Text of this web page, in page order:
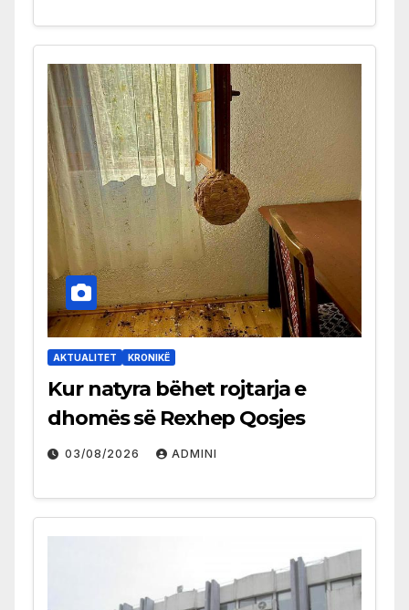
AKTUALITET KRONIKË
Kur natyra bëhet rojtarja e
dhomës së Rexhep Qosjes
03/08/2026 ADMINI